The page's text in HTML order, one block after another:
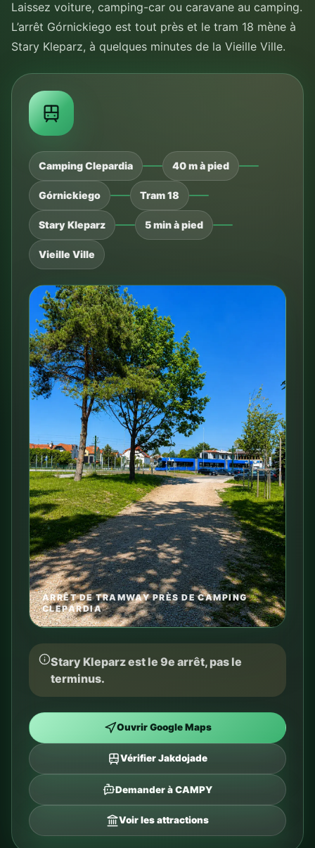
Laissez voiture, camping-car ou caravane au camping.
L’arrêt Górnickiego est tout près et le tram 18 mène à
Stary Kleparz, à quelques minutes de la Vieille Ville.
Camping Clepardia 40 m à pied
Górnickiego Tram 18
Stary Kleparz 5 min à pied
Vieille Ville
ARRÊT DE TRAMWAY PRÈS DE CAMPING
CLEPARDIA
Stary Kleparz est le 9e arrêt, pas le
terminus.
Ouvrir Google Maps
Vérifier Jakdojade
Demander à CAMPY
Voir les attractions